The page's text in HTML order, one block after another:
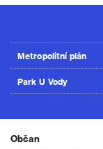
Metropolitní plán
Park U Vody
Občan